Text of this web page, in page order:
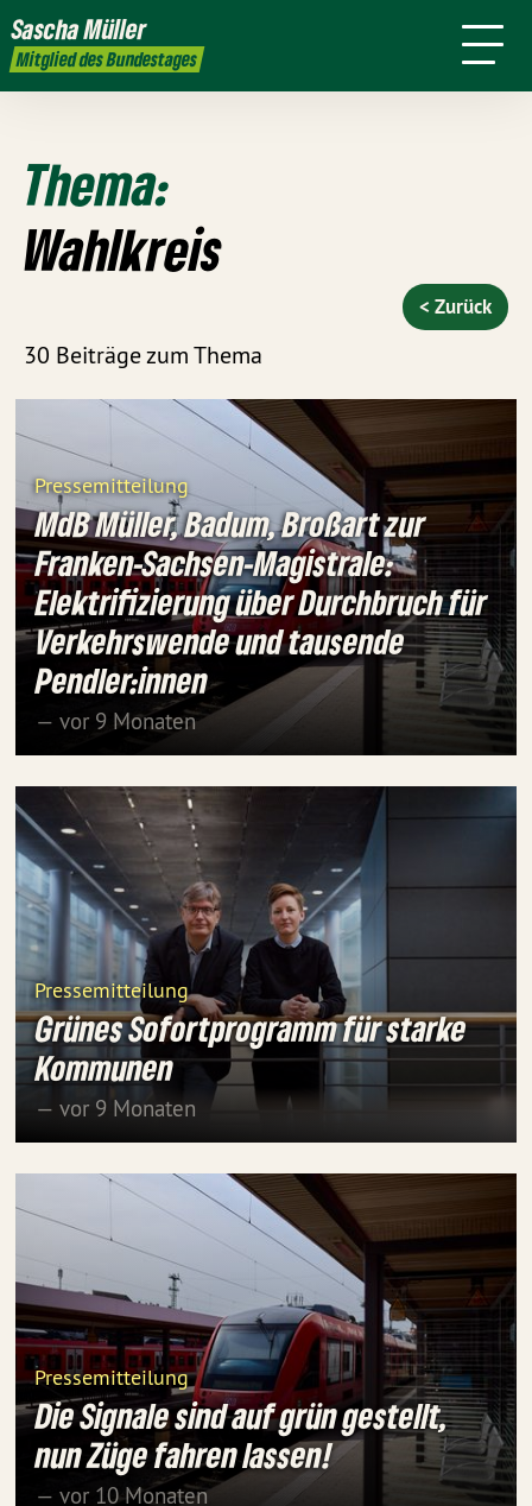
SaschaMüller
Mitglied des Bundestages
Transparenz
Ziele mich Wahlkreis
Thema:
Wahlkreis
30 Beiträge zum Thema
< Zurück
Pressemitteilung
MdB Müller, Badum, Broßart zur
Franken-Sachsen-Magistrale:
Elektrifizierung über Durchbruch für
Verkehrswende und tausende
Pendler:innen
— vor 9 Monaten
Pressemitteilung
Grünes Sofortprogramm für starke
Kommunen
— vor 9 Monaten
Pressemitteilung
Die Signale sind auf grün gestellt,
nun Züge fahren lassen!
— vor 10 Monaten